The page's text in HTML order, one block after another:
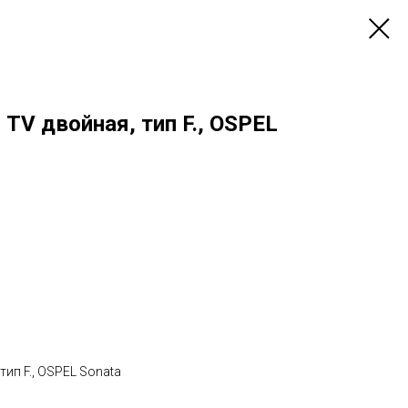
двойная, тип F., OSPEL
F., OSPEL Sonata